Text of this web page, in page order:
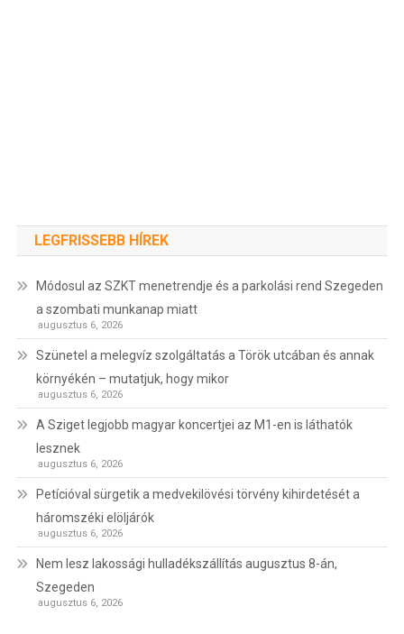
LEGFRISSEBB HÍREK
Módosul az SZKT menetrendje és a parkolási rend Szegeden
a szombati munkanap miatt
augusztus 6, 2026
Szünetel a melegvíz szolgáltatás a Török utcában és annak
környékén – mutatjuk, hogy mikor
augusztus 6, 2026
A Sziget legjobb magyar koncertjei az M1-en is láthatók
lesznek
augusztus 6, 2026
Petícióval sürgetik a medvekilövési törvény kihirdetését a
háromszéki elöljárók
augusztus 6, 2026
Nem lesz lakossági hulladékszállítás augusztus 8-án,
Szegeden
augusztus 6, 2026